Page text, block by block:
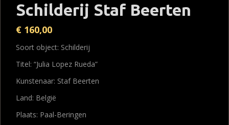
Schilderij Staf Beerten
€ 160,00
Soort object: Schilderij
Titel: “Julia Lopez Rueda”
Kunstenaar: Staf Beerten
Land: België
Plaats: Paal-Beringen